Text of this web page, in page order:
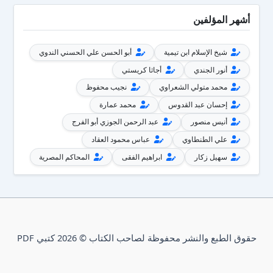
أشهر المؤلفين
شيخ الإسلام ابن تيمية
أبو الحسن علي الحسني الندوي
أنور الجندي
أجاثا كريستي
محمد متولي الشعراوي
نجيب محفوظ
إحسان عبد القدوس
محمد عمارة
أنيس منصور
عبد الرحمن الجوزي أبو الفرج
علي الطنطاوي
عباس محمود العقاد
سهيل زكار
ابراهيم الفقى المحاكم المصرية
حقوق الطبع والنشر محفوظة لصاحب الكتاب © 2026 كتبي PDF